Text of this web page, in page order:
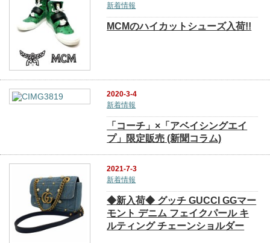
新着情報
MCMのハイカットシューズ入荷!!
2020-3-4
新着情報
「コーチ」×「アベイシングエイ
プ」限定販売 (新聞コラム)
2021-7-3
新着情報
◆新入荷◆ グッチ GUCCI GGマー
モント デニム フェイクパール キ
ルティング チェーンショルダー